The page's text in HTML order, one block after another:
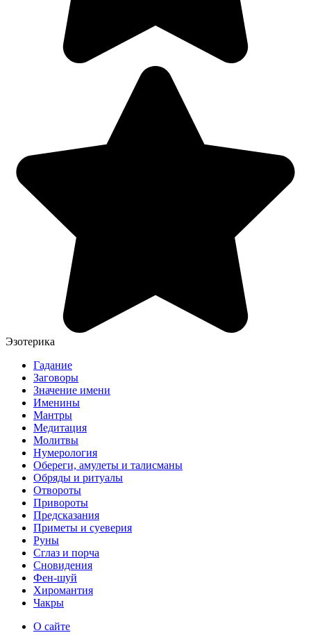
Эзотерика
Гадание
Заговоры
Значение имени
Именины
Мантры
Медитация
Молитвы
Нумерология
Обереги, амулеты и талисманы
Обряды и ритуалы
Отвороты
Привороты
Предсказания
Приметы и суеверия
Руны
Сглаз и порча
Сновидения
Фен-шуй
Хиромантия
Чакры
О сайте